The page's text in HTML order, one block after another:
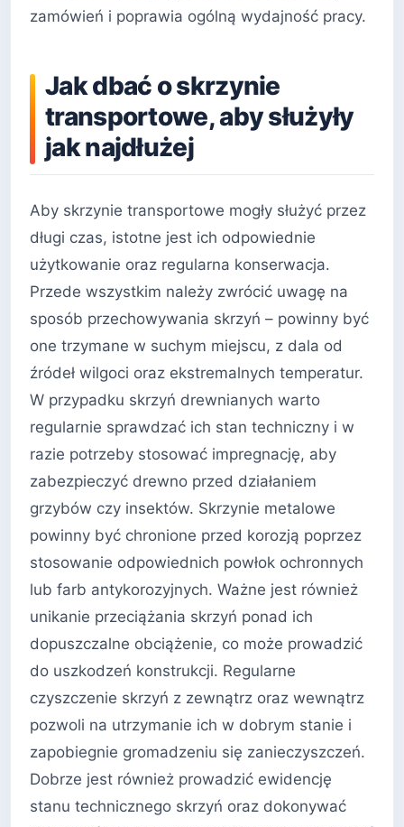
zamówień i poprawia ogólną wydajność pracy.
Jak dbać o skrzynie
transportowe, aby służyły
jak najdłużej
Aby skrzynie transportowe mogły służyć przez
długi czas, istotne jest ich odpowiednie
użytkowanie oraz regularna konserwacja.
Przede wszystkim należy zwrócić uwagę na
sposób przechowywania skrzyń – powinny być
one trzymane w suchym miejscu, z dala od
źródeł wilgoci oraz ekstremalnych temperatur.
W przypadku skrzyń drewnianych warto
regularnie sprawdzać ich stan techniczny i w
razie potrzeby stosować impregnację, aby
zabezpieczyć drewno przed działaniem
grzybów czy insektów. Skrzynie metalowe
powinny być chronione przed korozją poprzez
stosowanie odpowiednich powłok ochronnych
lub farb antykorozyjnych. Ważne jest również
unikanie przeciążania skrzyń ponad ich
dopuszczalne obciążenie, co może prowadzić
do uszkodzeń konstrukcji. Regularne
czyszczenie skrzyń z zewnątrz oraz wewnątrz
pozwoli na utrzymanie ich w dobrym stanie i
zapobiegnie gromadzeniu się zanieczyszczeń.
Dobrze jest również prowadzić ewidencję
stanu technicznego skrzyń oraz dokonywać